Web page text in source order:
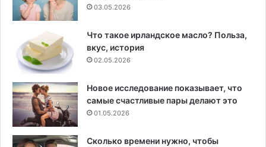
03.05.2026
Что такое ирландское масло? Польза,
вкус, история
02.05.2026
Новое исследование показывает, что
самые счастливые пары делают это
01.05.2026
Сколько времени нужно, чтобы